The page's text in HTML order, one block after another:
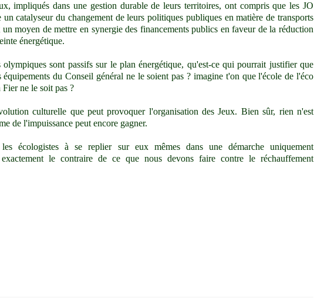
impliqués dans une gestion durable de leurs territoires, ont compris que les JO
un catalyseur du changement de leurs politiques publiques en matière de transports
un moyen de mettre en synergie des financements publics en faveur de la réduction
énergétique.
olympiques sont passifs sur le plan énergétique, qu'est-ce qui pourrait justifier que
équipements du Conseil général ne le soient pas ? imagine t'on que l'école de l'éco
ne le soit pas ?
culturelle que peut provoquer l'organisation des Jeux. Bien sûr, rien n'est
de l'impuissance peut encore gagner.
écologistes à se replier sur eux mêmes dans une démarche uniquement
exactement le contraire de ce que nous devons faire contre le réchauffement